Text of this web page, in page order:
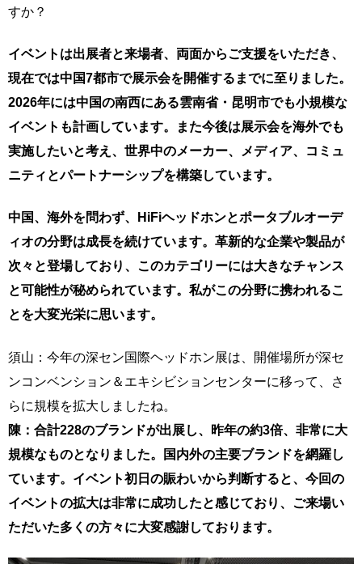
すか？
イベントは出展者と来場者、両面からご支援をいただき、
現在では中国7都市で展示会を開催するまでに至りました。
2026年には中国の南西にある雲南省・昆明市でも小規模な
イベントも計画しています。また今後は展示会を海外でも
実施したいと考え、世界中のメーカー、メディア、コミュ
ニティとパートナーシップを構築しています。
中国、海外を問わず、HiFiヘッドホンとポータブルオーデ
ィオの分野は成長を続けています。革新的な企業や製品が
次々と登場しており、このカテゴリーには大きなチャンス
と可能性が秘められています。私がこの分野に携われるこ
とを大変光栄に思います。
須山：今年の深セン国際ヘッドホン展は、開催場所が深セ
ンコンベンション＆エキシビションセンターに移って、さ
らに規模を拡大しましたね。
陳：合計228のブランドが出展し、昨年の約3倍、非常に大
規模なものとなりました。国内外の主要ブランドを網羅し
ています。イベント初日の賑わいから判断すると、今回の
イベントの拡大は非常に成功したと感じており、ご来場い
ただいた多くの方々に大変感謝しております。